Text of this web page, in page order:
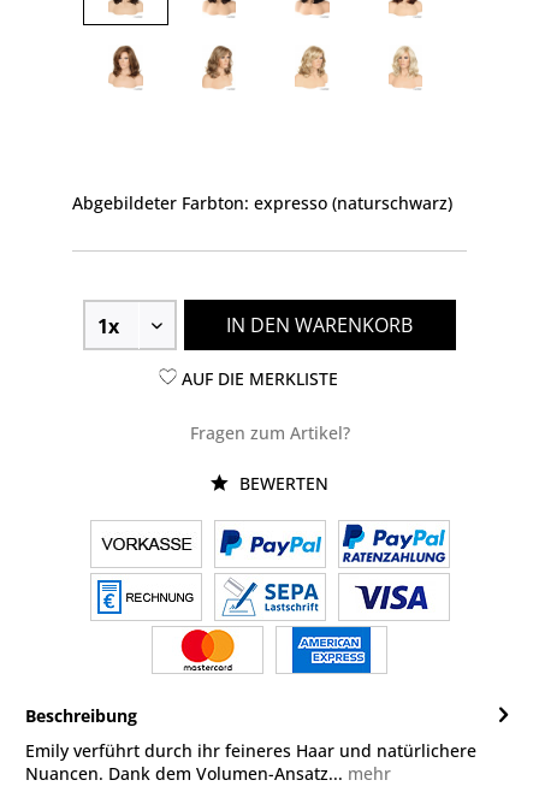
Abgebildeter Farbton: expresso (naturschwarz)
IN DEN WARENKORB
AUF DIE MERKLISTE
Fragen zum Artikel?
BEWERTEN
Beschreibung
Emily verführt durch ihr feineres Haar und natürlichere
Nuancen. Dank dem Volumen-Ansatz... mehr